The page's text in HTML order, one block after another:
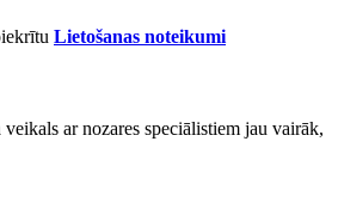
Lietošanas noteikumi
ar nozares speciālistiem jau vairāk,